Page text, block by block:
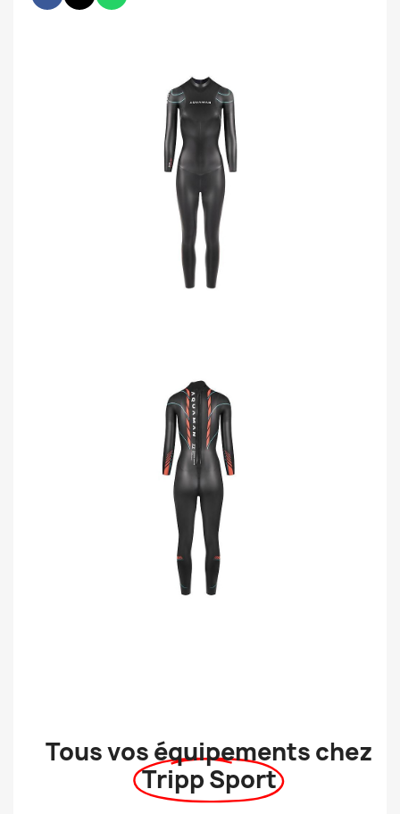
Tous vos équipements chez
Tripp Sport